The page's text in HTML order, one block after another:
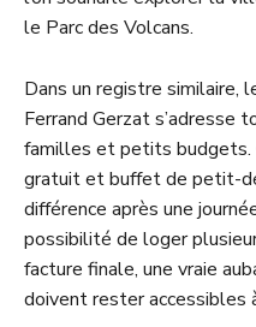
le Parc des Volcans.
Dans un registre similaire,
Ferrand Gerzat s’adresse
familles et petits budgets.
gratuit et buffet de petit-
différence après une
possibilité de loger
facture finale, une vraie
doivent rester accessibles